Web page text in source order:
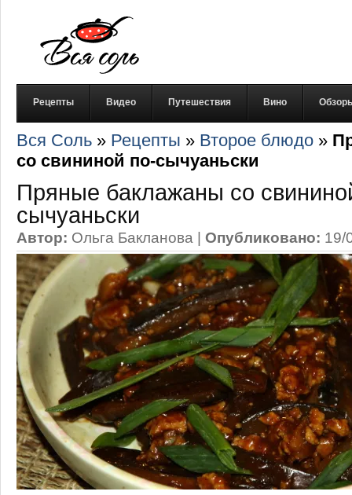
Рецепты Видео Путешествия Вино
Вся Соль » Рецепты » Второе блюдо »
со свининой по-сычуаньски
Пряные баклажаны со
сычуаньски
Автор: Ольга Бакланова | Опубликовано: 19/